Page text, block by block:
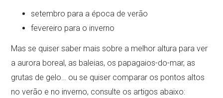
setembro para a época de verão
fevereiro para o inverno
Mas se quiser saber mais sobre a melhor altura para ver
a aurora boreal, as baleias, os papagaios-do-mar, as
grutas de gelo… ou se quiser comparar os pontos altos
no verão e no inverno, consulte os artigos abaixo: